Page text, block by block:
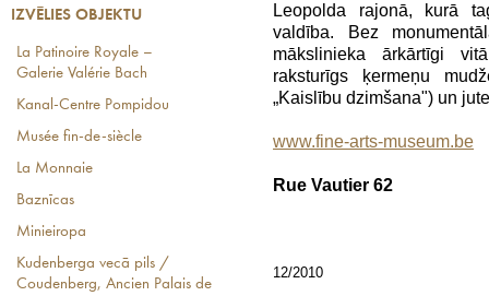
IZVĒLIES OBJEKTU
La Patinoire Royale –
Galerie Valérie Bach
Kanal-Centre Pompidou
Musée fin-de-siècle
La Monnaie
Baznīcas
Minieiropa
Kudenberga vecā pils /
Coudenberg, Ancien Palais de
Leopolda rajonā, kurā
valdība. Bez
mākslinieka ārkārtīgi
raksturīgs ķermeņu
„Kaislību dzimšana") un
www.fine-arts-museum.be
Rue Vautier 62
12/2010